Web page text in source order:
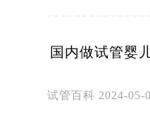
国内做试管婴
试管百科 2024-05-